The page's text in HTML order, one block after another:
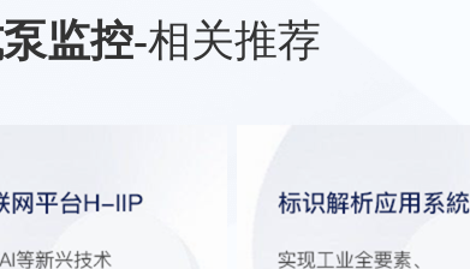
监控-相关推荐